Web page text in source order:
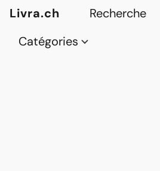
Livra.ch
Catégories